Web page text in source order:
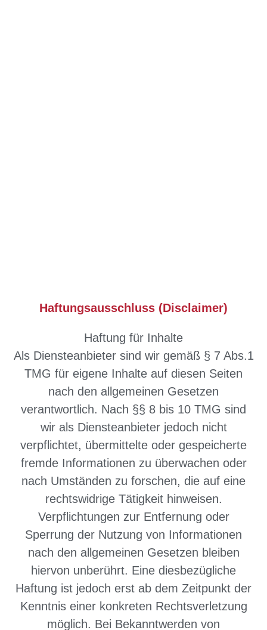
Haftungsausschluss (Disclaimer)
Haftung für Inhalte
Als Diensteanbieter sind wir gemäß § 7 Abs.1
TMG für eigene Inhalte auf diesen Seiten
nach den allgemeinen Gesetzen
verantwortlich. Nach §§ 8 bis 10 TMG sind
wir als Diensteanbieter jedoch nicht
verpflichtet, übermittelte oder gespeicherte
fremde Informationen zu überwachen oder
nach Umständen zu forschen, die auf eine
rechtswidrige Tätigkeit hinweisen.
Verpflichtungen zur Entfernung oder
Sperrung der Nutzung von Informationen
nach den allgemeinen Gesetzen bleiben
hiervon unberührt. Eine diesbezügliche
Haftung ist jedoch erst ab dem Zeitpunkt der
Kenntnis einer konkreten Rechtsverletzung
möglich. Bei Bekanntwerden von